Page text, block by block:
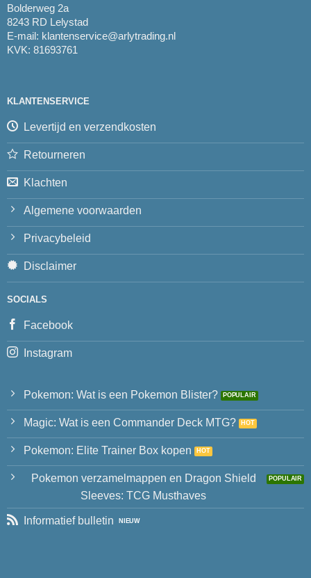
Bolderweg 2a
8243 RD Lelystad
E-mail: klantenservice@arlytrading.nl
KVK: 81693761
KLANTENSERVICE
Levertijd en verzendkosten
Retourneren
Klachten
Algemene voorwaarden
Privacybeleid
Disclaimer
SOCIALS
Facebook
Instagram
Pokemon: Wat is een Pokemon Blister?
Magic: Wat is een Commander Deck MTG?
Pokemon: Elite Trainer Box kopen
Pokemon verzamelmappen en Dragon Shield
Sleeves: TCG Musthaves
Informatief bulletin